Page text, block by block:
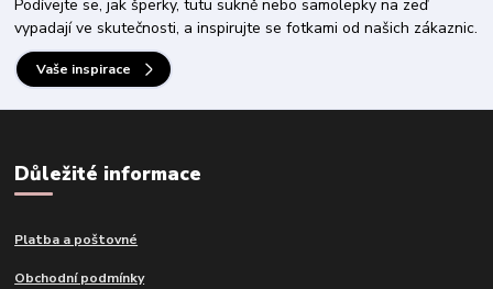
Podívejte se, jak šperky, tutu sukně nebo samolepky na zeď
vypadají ve skutečnosti, a inspirujte se fotkami od našich zákaznic.
Vaše inspirace
Důležité informace
Platba a poštovné
Obchodní podmínky